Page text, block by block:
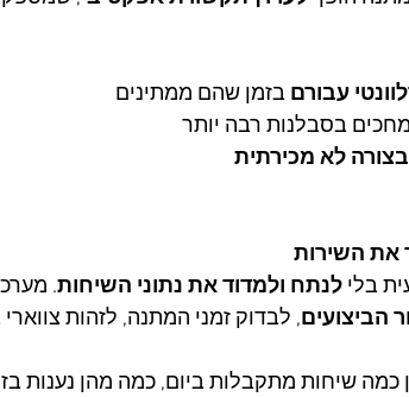
עבורם בזמן שהם ממתינים
בסבלנות רבה יותר
בצורה לא מכירתית
את השירות
בלי לנתח ולמדוד את נתוני השיחות.
הביצועים, לבדוק זמני המתנה, לזהות
כמה שיחות מתקבלות ביום, כמה מהן נענות